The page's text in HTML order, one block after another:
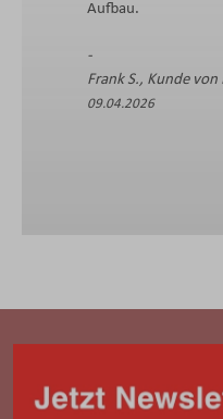
Aufbau.
Frank S., Kunde
09.04.2026